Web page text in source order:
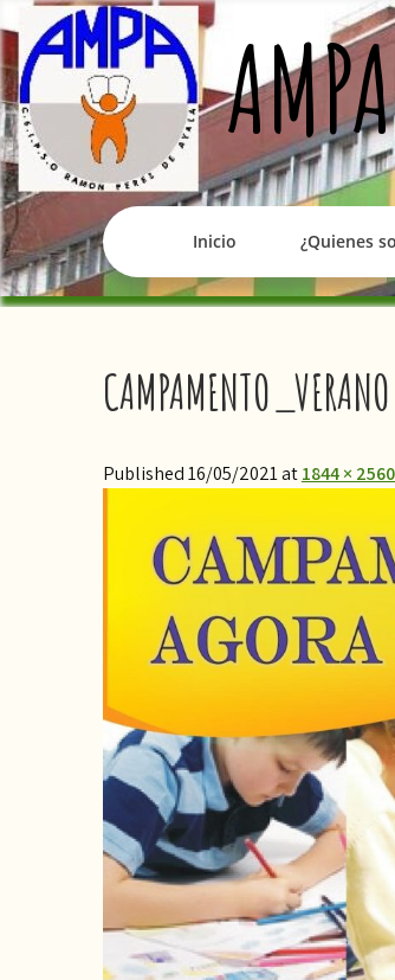
to
content
Inicio ¿Quienes
Published 16/05/2021 at1844 × 2560